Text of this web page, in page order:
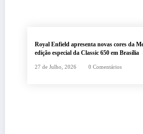
Royal Enfield apresenta novas cores da
edição especial da Classic 650 em Brasília
27 de Julho, 2026 0 Comentários